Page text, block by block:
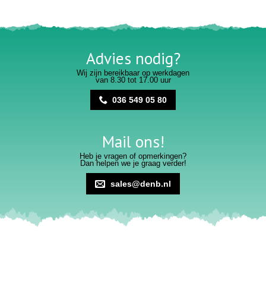
Advies nodig?
Wij zijn bereikbaar op werkdagen
van 8.30 tot 17.00 uur
036 549 05 80
Mail ons!
Heb je vragen of opmerkingen?
Dan helpen we je graag verder!
sales@denb.nl